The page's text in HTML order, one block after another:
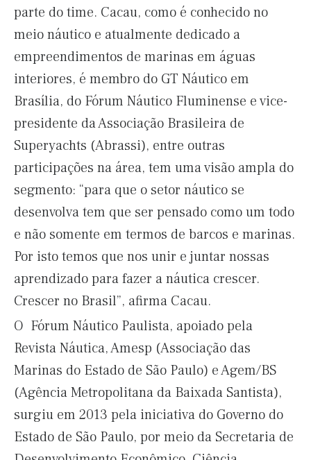
parte do time. Cacau, como é conhecido no
meio náutico e atualmente dedicado a
empreendimentos de marinas em águas
interiores, é membro do GT Náutico em
Brasília, do Fórum Náutico Fluminense e vice-
presidente da Associação Brasileira de
Superyachts (Abrassi), entre outras
participações na área, tem uma visão ampla do
segmento: “para que o setor náutico se
desenvolva tem que ser pensado como um todo
e não somente em termos de barcos e marinas.
Por isto temos que nos unir e juntar nossas
aprendizado para fazer a náutica crescer.
Crescer no Brasil”, afirma Cacau.
O Fórum Náutico Paulista, apoiado pela
Revista Náutica, Amesp (Associação das
Marinas do Estado de São Paulo) e Agem/BS
(Agência Metropolitana da Baixada Santista),
surgiu em 2013 pela iniciativa do Governo do
Estado de São Paulo, por meio da Secretaria de